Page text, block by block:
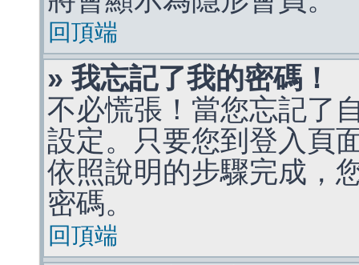
回頂端
» 我忘記了我的密碼！
不必慌張！當您忘記了
設定。只要您到登入頁
依照說明的步驟完成，
密碼。
回頂端